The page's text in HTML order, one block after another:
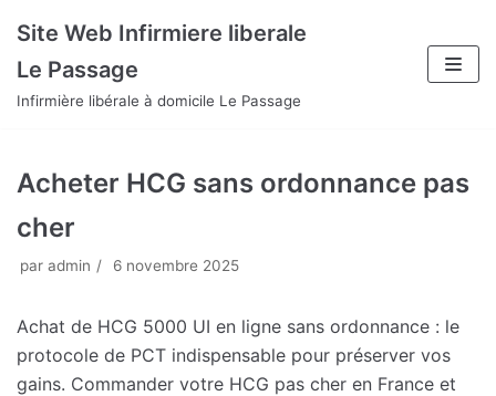
Aller
contenu
Site Web Infirmiere liberale
Le Passage
Infirmière libérale à domicile Le Passage
Acheter HCG sans ordonnance pas
cher
par admin 6 novembre 2025
Achat de HCG 5000 UI en ligne sans ordonnance : le
protocole de PCT indispensable pour préserver vos
gains. Commander votre HCG pas cher en France et